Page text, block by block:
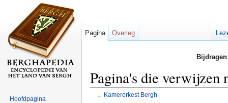
Pagina's die verwijzen
← Kamerorkest Bergh
Pagina Overleg
Hoofdpagina